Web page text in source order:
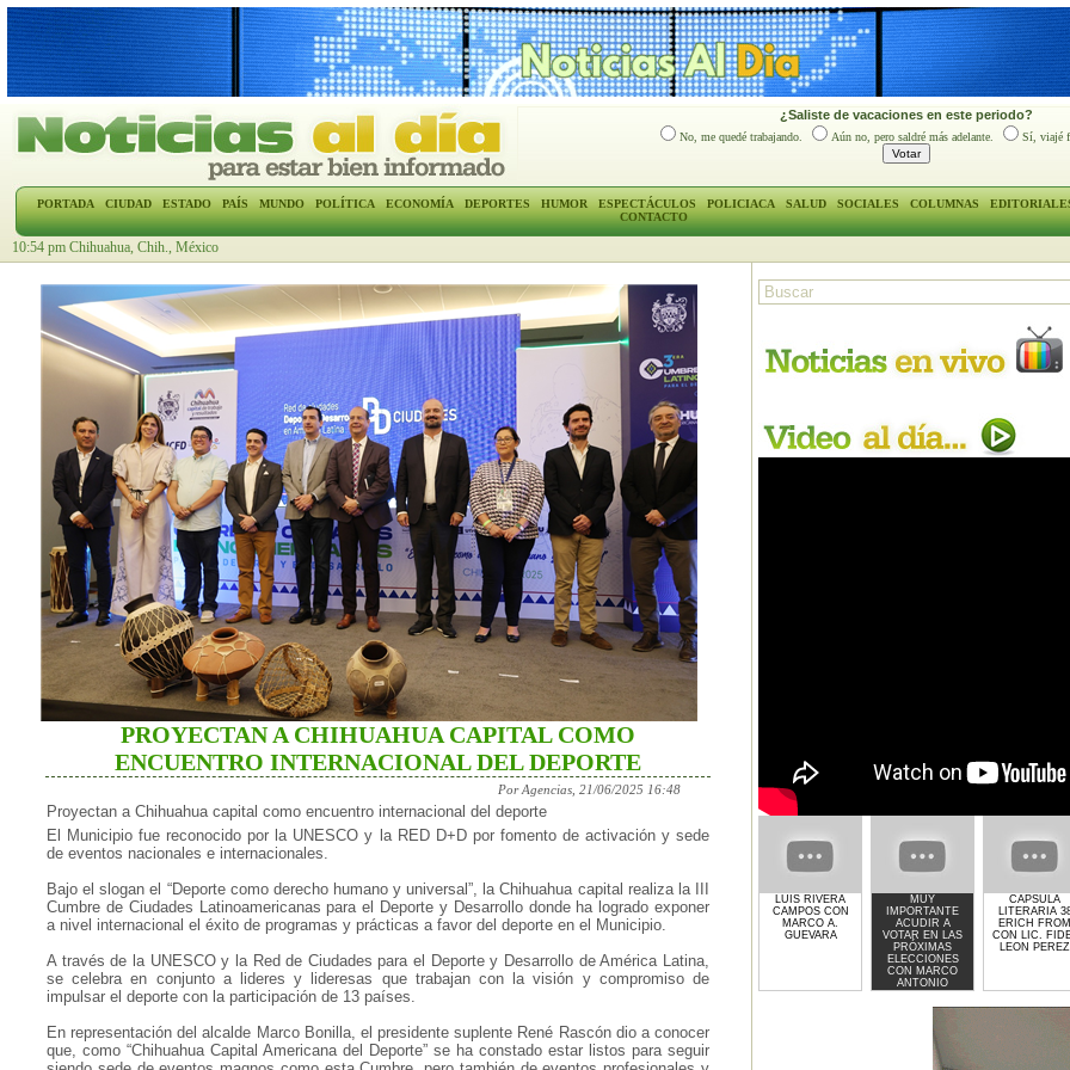
¿Saliste de vacaciones en este periodo?
No, me quedé trabajando. Aún no, pero saldré más adelante. Sí, viajé
PORTADA CIUDAD ESTADO PAÍS MUNDO POLÍTICA ECONOMÍA DEPORTES HUMOR ESPECTÁCULOS POLICIACA SALUD SOCIALES COLUMNAS
CONTACTO
10:54 pm Chihuahua, Chih., México
PROYECTAN A CHIHUAHUA CAPITAL COMO
ENCUENTRO INTERNACIONAL DEL DEPORTE
Por Agencias, 21/06/2025 16:48
Proyectan a Chihuahua capital como encuentro internacional del deporte
El Municipio fue reconocido por la UNESCO y la RED D+D por fomento de activación y sede
de eventos nacionales e internacionales.
Bajo el slogan el “Deporte como derecho humano y universal”, la Chihuahua capital realiza la III
Cumbre de Ciudades Latinoamericanas para el Deporte y Desarrollo donde ha logrado exponer
a nivel internacional el éxito de programas y prácticas a favor del deporte en el Municipio.
A través de la UNESCO y la Red de Ciudades para el Deporte y Desarrollo de América Latina,
se celebra en conjunto a lideres y lideresas que trabajan con la visión y compromiso de
impulsar el deporte con la participación de 13 países.
En representación del alcalde Marco Bonilla, el presidente suplente René Rascón dio a conocer
que, como “Chihuahua Capital Americana del Deporte” se ha constado estar listos para seguir
LUIS RIVERA
CAMPOS CON
MARCO A.
GUEVARA
MUY
IMPORTANTE
ACUDIR A
VOTAR EN LAS
PRÓXIMAS
ELECCIONES
CON MARCO
ANTONIO
GUEVARA
CAPSULA
LITERARIA
ERICH FROM
CON LIC.
LEON PEREZ